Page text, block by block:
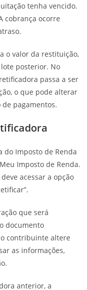
tenha vencido.
cobrança ocorre
o valor da restituição,
posterior. No
passa a ser
o que pode alterar
pagamentos.
do Imposto de Renda
Imposto de Renda.
acessar a opção
que será
documento
contribuinte altere
as informações,
anterior, a